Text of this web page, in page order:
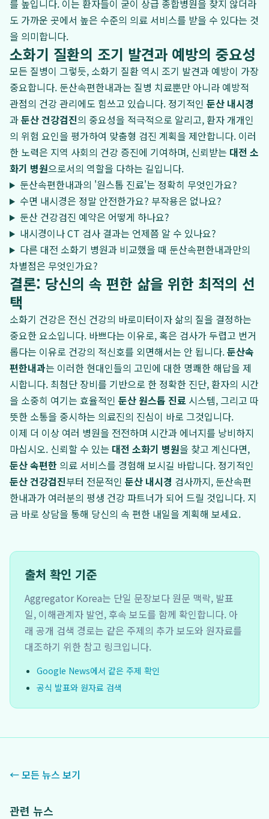
를 높입니다. 이는 환자들이 굳이 상급 종합병원을 찾지 않더라
도 가까운 곳에서 높은 수준의 의료 서비스를 받을 수 있다는 것
을 의미합니다.
소화기 질환의 조기 발견과 예방의 중요성
모든 질병이 그렇듯, 소화기 질환 역시 조기 발견과 예방이 가장
중요합니다. 둔산속편한내과는 질병 치료뿐만 아니라 예방적
관점의 건강 관리에도 힘쓰고 있습니다. 정기적인 둔산 내시경
과둔산 건강검진의 중요성을 적극적으로 알리고, 환자 개개인
의 위험 요인을 평가하여 맞춤형 검진 계획을 제안합니다. 이러
한 노력은 지역 사회의 건강 증진에 기여하며, 신뢰받는 대전 소
화기 병원으로서의 역할을 다하는 길입니다.
둔산속편한내과의 '원스톱 진료'는 정확히 무엇인가요?
수면 내시경은 정말 안전한가요? 부작용은 없나요?
둔산 건강검진 예약은 어떻게 하나요?
내시경이나 CT 검사 결과는 언제쯤 알 수 있나요?
다른 대전 소화기 병원과 비교했을 때 둔산속편한내과만의
차별점은 무엇인가요?
결론: 당신의 속 편한 삶을 위한 최적의 선
택
소화기 건강은 전신 건강의 바로미터이자 삶의 질을 결정하는
중요한 요소입니다. 바쁘다는 이유로, 혹은 검사가 두렵고 번거
롭다는 이유로 건강의 적신호를 외면해서는 안 됩니다.둔산속
편한내과는 이러한 현대인들의 고민에 대한 명쾌한 해답을 제
시합니다. 최첨단 장비를 기반으로 한 정확한 진단, 환자의 시간
을 소중히 여기는 효율적인 둔산 원스톱 진료 시스템, 그리고 따
뜻한 소통을 중시하는 의료진의 진심이 바로 그것입니다.
이제 더 이상 여러 병원을 전전하며 시간과 에너지를 낭비하지
마십시오. 신뢰할 수 있는 대전 소화기 병원을 찾고 계신다면,
둔산 속편한 의료 서비스를 경험해 보시길 바랍니다. 정기적인
둔산 건강검진부터 전문적인 둔산 내시경 검사까지, 둔산속편
한내과가 여러분의 평생 건강 파트너가 되어 드릴 것입니다. 지
금 바로 상담을 통해 당신의 속 편한 내일을 계획해 보세요.
출처 확인 기준
Aggregator Korea는 단일 문장보다 원문 맥락, 발표
일, 이해관계자 발언, 후속 보도를 함께 확인합니다. 아
래 공개 검색 경로는 같은 주제의 추가 보도와 원자료를
대조하기 위한 참고 링크입니다.
Google News에서 같은 주제 확인
공식 발표와 원자료 검색
← 모든 뉴스 보기
관련 뉴스